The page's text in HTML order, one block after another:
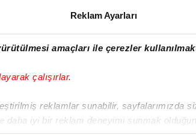
Reklam Ayarları
amaçları ile çerezler
çalışırlar.
reklamlar sunabilir, sayfalarımızda
daha iyi bir reklam deneyimi sunmak